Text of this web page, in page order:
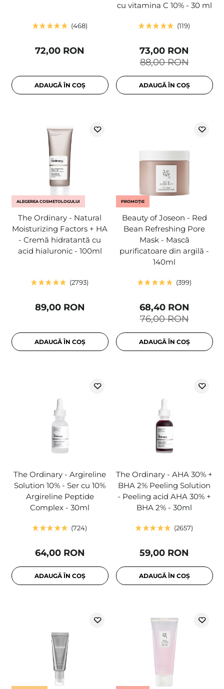
468
72,00 RON
ADAUGĂ ÎN COȘ
cu vitamina C 10% - 30 ml
119
88,00 RON
73,00 RON
ADAUGĂ ÎN COȘ
ALEGEREA COSMETOLOGULUI
The Ordinary - Natural
Moisturizing Factors + HA
- Cremă hidratantă cu
acid hialuronic - 100ml
2793
89,00 RON
ADAUGĂ ÎN COȘ
PROMOȚIE
Beauty of Joseon - Red
Bean Refreshing Pore
Mask - Mască
purificatoare din argilă -
140ml
399
76,00 RON
68,40 RON
ADAUGĂ ÎN COȘ
The Ordinary - Argireline
Solution 10% - Ser cu 10%
Argireline Peptide
Complex - 30ml
724
64,00 RON
ADAUGĂ ÎN COȘ
The Ordinary - AHA 30% +
BHA 2% Peeling Solution
- Peeling acid AHA 30% +
BHA 2% - 30ml
2657
59,00 RON
ADAUGĂ ÎN COȘ